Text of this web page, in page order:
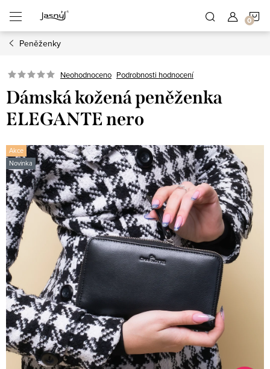
obsah
Peněženky
Neohodnoceno Podrobnosti hodnocení
Dámská kožená peněženka
ELEGANTE nero
Akce
Novinka